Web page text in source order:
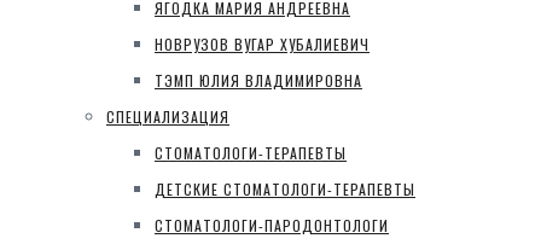
ЯГОДКА МАРИЯ АНДРЕЕВНА
НОВРУЗОВ ВУГАР ХУБАЛИЕВИЧ
ТЭМП ЮЛИЯ ВЛАДИМИРОВНА
СПЕЦИАЛИЗАЦИЯ
СТОМАТОЛОГИ-ТЕРАПЕВТЫ
ДЕТСКИЕ СТОМАТОЛОГИ-ТЕРАПЕВТЫ
СТОМАТОЛОГИ-ПАРОДОНТОЛОГИ